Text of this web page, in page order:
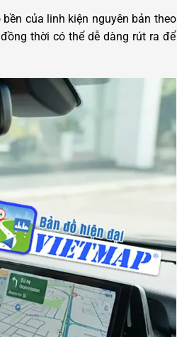
của linh kiện nguyên bản theo
thời có thể dễ dàng rút ra để